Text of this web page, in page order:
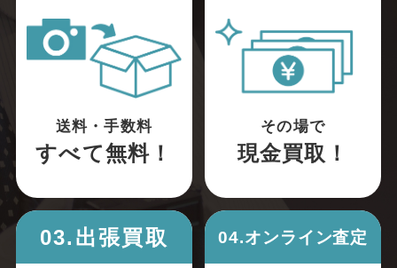
送料・手数料
すべて無料！
その場で
現金買取！
03.出張買取 04.オンライン査定